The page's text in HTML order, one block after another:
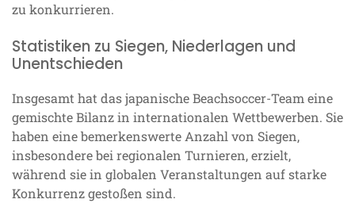
zu konkurrieren.
Statistiken zu Siegen, Niederlagen und
Unentschieden
Insgesamt hat das japanische Beachsoccer-Team eine
gemischte Bilanz in internationalen Wettbewerben. Sie
haben eine bemerkenswerte Anzahl von Siegen,
insbesondere bei regionalen Turnieren, erzielt,
während sie in globalen Veranstaltungen auf starke
Konkurrenz gestoßen sind.